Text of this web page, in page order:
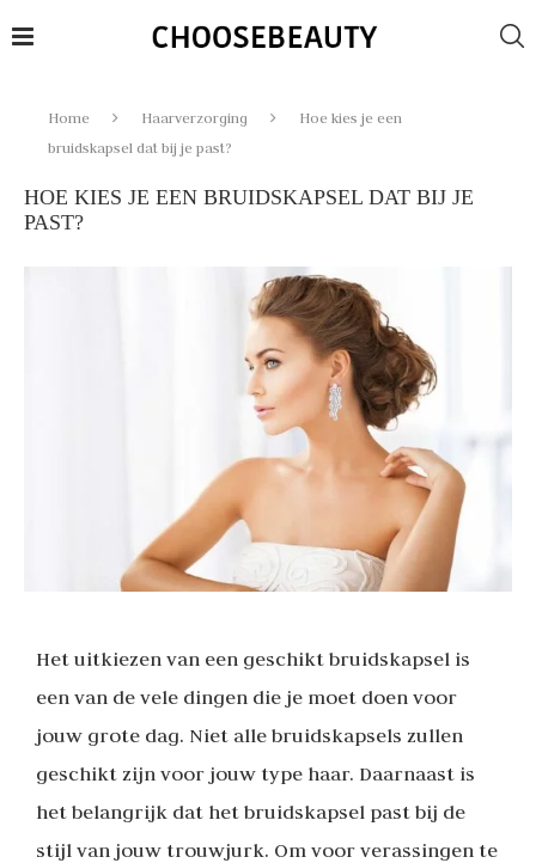
Home Haarverzorging
Hoe kies je een
bruidskapsel dat bij je past?
HOE KIES JE EEN BRUIDSKAPSEL DAT BIJ JE
PAST?
Het uitkiezen van een geschikt bruidskapsel is
een van de vele dingen die je moet doen voor
jouw grote dag. Niet alle bruidskapsels zullen
geschikt zijn voor jouw type haar. Daarnaast is
het belangrijk dat het bruidskapsel past bij de
stijl van jouw trouwjurk. Om voor verassingen te